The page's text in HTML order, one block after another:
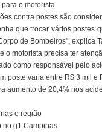
o motorista
contra postes são
que trocar vários postes
de Bombeiros", explica
o motorista precisa ter
como responsável pelo
poste varia entre R$ 3 mil e
aumento de 20,4% nos
e região
no g1 Campinas